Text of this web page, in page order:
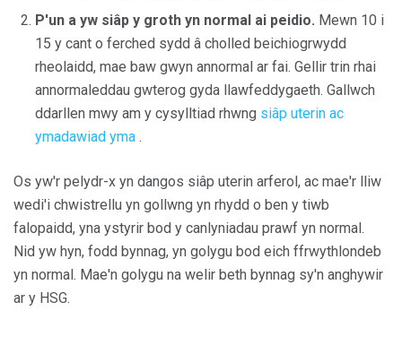
P'un a yw siâp y groth yn normal ai peidio. Mewn 10 i
15 y cant o ferched sydd â cholled beichiogrwydd
rheolaidd, mae baw gwyn annormal ar fai. Gellir trin rhai
annormaleddau gwterog gyda llawfeddygaeth. Gallwch
ddarllen mwy am y cysylltiad rhwng siâp uterin ac
ymadawiad yma .
Os yw'r pelydr-x yn dangos siâp uterin arferol, ac mae'r lliw
wedi'i chwistrellu yn gollwng yn rhydd o ben y tiwb
falopaidd, yna ystyrir bod y canlyniadau prawf yn normal.
Nid yw hyn, fodd bynnag, yn golygu bod eich ffrwythlondeb
yn normal. Mae'n golygu na welir beth bynnag sy'n anghywir
ar y HSG.